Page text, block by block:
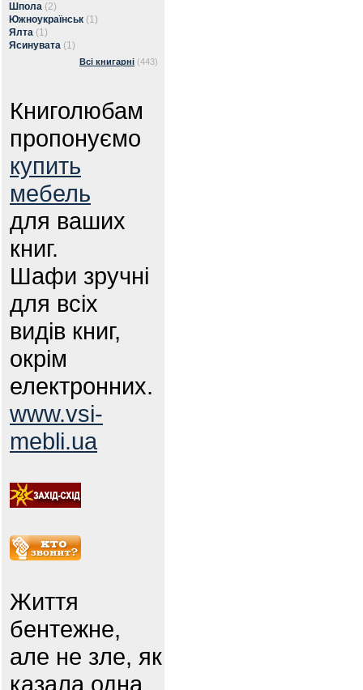
Шпола (2)
Южноукраїнськ (1)
Ялта (1)
Ясинувата (1)
Всі книгарні (443)
Книголюбам
пропонуємо
купить
мебель
для ваших
книг.
Шафи зручні
для всіх
видів книг,
окрім
електронних.
www.vsi-
mebli.ua
Життя
бентежне,
але не зле, як
казала одна